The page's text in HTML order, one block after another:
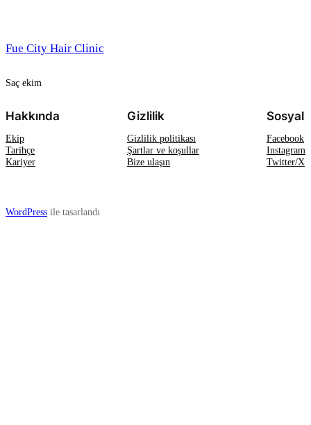
Fue City Hair Clinic
Saç ekim
Hakkında
Ekip
Tarihçe
Kariyer
Gizlilik
Gizlilik politikası
Şartlar ve koşullar
Bize ulaşın
Sosyal
Facebook
Instagram
Twitter/X
WordPress ile tasarlandı